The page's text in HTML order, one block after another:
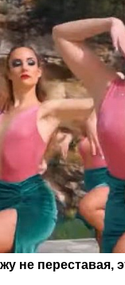
не переставая,